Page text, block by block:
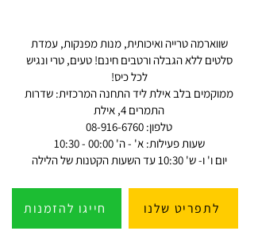
שווארמה טרייה ואיכותית, מנות מפנקות, עמדת
סלטים ללא הגבלה ורטבים חינם! טעים, טרי ונגיש
לכל כיס!
ממוקמים בלב אילת ליד התחנה המרכזית: שדרות
התמרים 4, אילת
טלפון: 08-916-6760
שעות פעילות: א' - ה' 00:00 - 10:30
יום ו' ו- ש' 10:30 עד השעות הקטנות של הלילה
חייגו להזמנות לתפריט שלנו